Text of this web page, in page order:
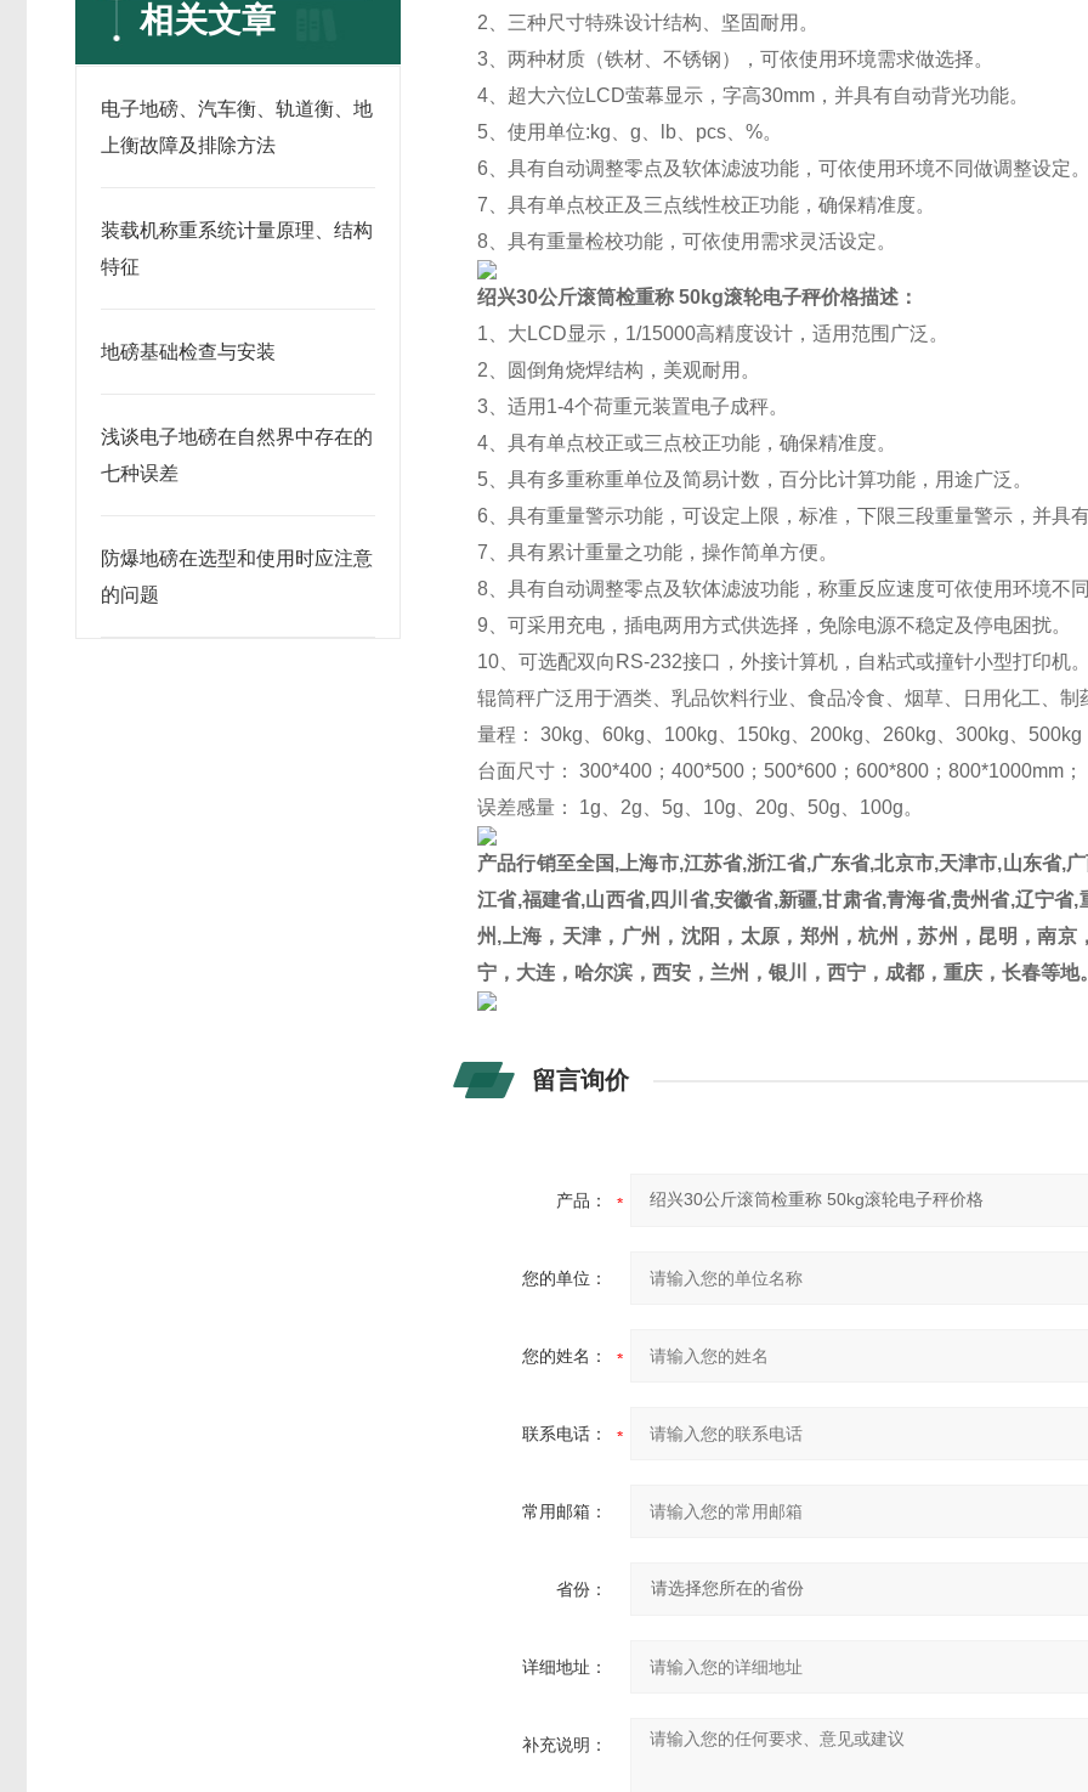
相关文章
电子地磅、汽车衡、轨道衡、地
上衡故障及排除方法
装载机称重系统计量原理、结构
特征
地磅基础检查与安装
浅谈电子地磅在自然界中存在的
七种误差
防爆地磅在选型和使用时应注意
的问题
2、三种尺寸特殊设计结构、坚固耐用。
3、两种材质（铁材、不锈钢），可依使用环境需求做选择。
4、超大六位LCD萤幕显示，字高30mm，并具有自动背光功能。
5、使用单位:kg、g、lb、pcs、%。
6、具有自动调整零点及软体滤波功能，可依使用环境不同做调整设定
7、具有单点校正及三点线性校正功能，确保精准度。
8、具有重量检校功能，可依使用需求灵活设定。
绍兴30公斤滚筒检重称 50kg滚轮电子秤价格描述：
1、大LCD显示，1/15000高精度设计，适用范围广泛。
2、圆倒角烧焊结构，美观耐用。
3、适用1-4个荷重元装置电子成秤。
4、具有单点校正或三点校正功能，确保精准度。
5、具有多重称重单位及简易计数，百分比计算功能，用途广泛。
6、具有重量警示功能，可设定上限，标准，下限三段重量警示，并具
7、具有累计重量之功能，操作简单方便。
8、具有自动调整零点及软体滤波功能，称重反应速度可依使用环境不
9、可采用充电，插电两用方式供选择，免除电源不稳定及停电困扰。
10、可选配双向RS-232接口，外接计算机，自粘式或撞针小型打印机
辊筒秤广泛用于酒类、乳品饮料行业、食品冷食、烟草、日用化工、
量程： 30kg、60kg、100kg、150kg、200kg、260kg、300kg、500kg
台面尺寸： 300*400；400*500；500*600；600*800；800*1000mm；
误差感量： 1g、2g、5g、10g、20g、50g、100g。
产品行销至全国, 上海市,江苏省,浙江省,广东省,北京市,天津市,山东省,
江省,福建省,山西省,四川省,安徽省,新疆,甘肃省,青海省,贵州省,辽宁省,
州 ,上海，天津，广州，沈阳，太原，郑州，杭州，苏州，昆明，南
宁，大连，哈尔滨，西安，兰州，银川，西宁，成都，重庆，长春等地
留言询价
产品：
您的单位：
您的姓名：
联系电话：
常用邮箱：
省份：
详细地址：
补充说明：